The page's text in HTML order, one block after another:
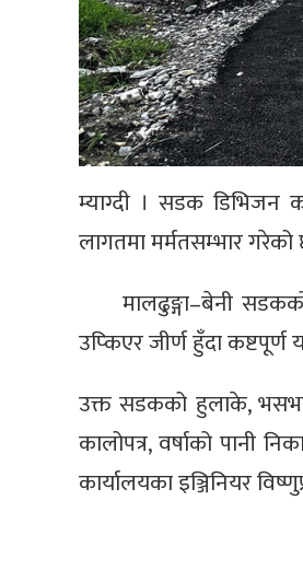
म्याग्दी । सडक डिभिजन
लागतमा मर्मतसम्भार गरेको
मालढुङ्गा–बेनी
उप्किएर जीर्ण हुँदा कष्टपूर्ण
उक्त सडकको हुलाके, भसभसे,
कालोपत्र, वर्षाको पानी
कार्यालयका इञ्जिनियर